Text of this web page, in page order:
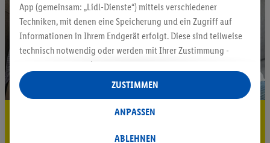
5.95 € Versand sparen³²ᵃ
Jetzt zum Newsletter anmelden
App (gemeinsam: „Lidl-Dienste“) mittels verschiedener
Techniken, mit denen eine Speicherung und ein Zugriff auf
Informationen in Ihrem Endgerät erfolgt. Diese sind teilweise
technisch notwendig oder werden mit Ihrer Zustimmung -
auch durch Partner (u.a.
Verantwortliche; im Zusammenhang mit dem IAB TCF
insgesamt
Statistik-Erstellung oder für personalisierte Werbung
Datenverarbeitungen für personalisierte Werbung werden
ABLEHNEN
ANPASSEN
ZUSTIMMEN